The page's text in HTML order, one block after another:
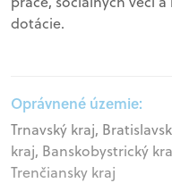
dotácie.
Oprávnené územie:
Trnavský kraj,
kraj, Banskobystrický
Trenčiansky kraj